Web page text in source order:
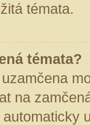
témata.
témata?
na